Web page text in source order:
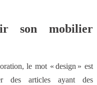
son mobilier
le mot « design » est
des articles ayant des